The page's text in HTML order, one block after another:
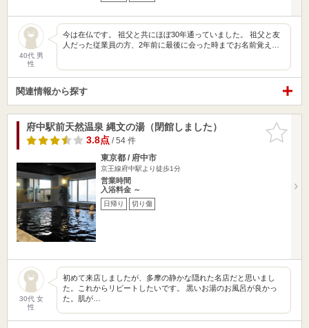
40代 男
性
今は在仏です。 祖父と共にほぼ30年通っていました。 祖父と友
人だった従業員の方、2年前に最後に会った時までお名前覚え…
関連情報から探す
お気に入
りに追加
府中駅前天然温泉 縄文の湯（閉館しました）
3.8点/ 54 件
東京都 / 府中市
京王線府中駅より徒歩1分
営業時間
入浴料金 ～
日帰り 切り傷
30代 女
性
初めて来店しましたが、多摩の静かな隠れた名店だと思いまし
た。これからリピートしたいです。 黒いお湯のお風呂が良かっ
た。肌が…